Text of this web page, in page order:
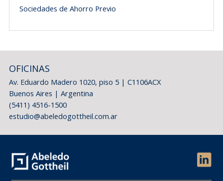
Sociedades de Ahorro Previo
OFICINAS
Av. Eduardo Madero 1020, piso 5 | C1106ACX
Buenos Aires | Argentina
(5411) 4516-1500
estudio@abeledogottheil.com.ar